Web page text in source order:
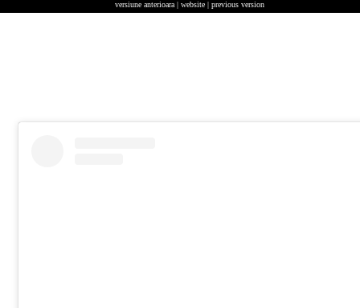
versiune anterioara | website | previous version